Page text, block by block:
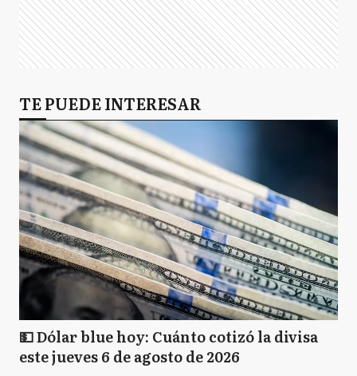
TE PUEDE INTERESAR
💵 Dólar blue hoy: Cuánto cotizó la divisa
este jueves 6 de agosto de 2026